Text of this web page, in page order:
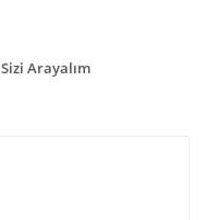
Sizi Arayalım